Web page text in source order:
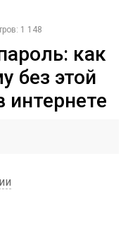
1 148
как
без этой
интернете